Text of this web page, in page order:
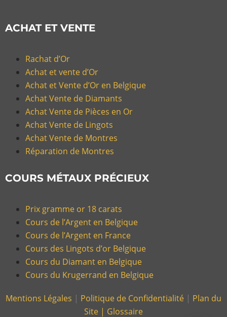
ACHAT ET VENTE
Rachat d’Or
Achat et vente d’Or
Achat et Vente d’Or en Belgique
Achat Vente de Diamants
Achat Vente de Pièces en Or
Achat Vente de Lingots
Achat Vente de Montres
Réparation de Montres
COURS MÉTAUX PRÉCIEUX
Prix gramme or 18 carats
Cours de l’Argent en Belgique
Cours de l’Argent en France
Cours des Lingots d’or Belgique
Cours du Diamant en Belgique
Cours du Krugerrand en Belgique
Mentions Légales | Politique de Confidentialité | Plan du
Site | Glossaire